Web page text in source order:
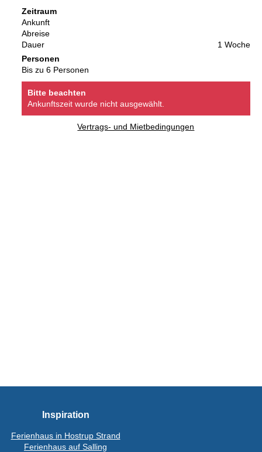
Zeitraum
Ankunft
Abreise
Dauer
1 Woche
Personen
Bis zu 6 Personen
Bitte beachten
Ankunftszeit wurde nicht ausgewählt.
Vertrags- und Mietbedingungen
Inspiration
Ferienhaus in Hostrup Strand
Ferienhaus auf Salling